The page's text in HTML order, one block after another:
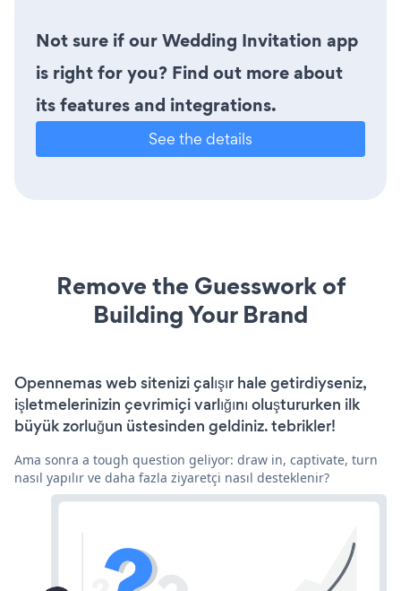
Not sure if our Wedding Invitation app
is right for you? Find out more about
its features and integrations.
See the details
Remove the Guesswork of
Building Your Brand
Opennemas web sitenizi çalışır hale getirdiyseniz,
işletmelerinizin çevrimiçi varlığını oluştururken ilk
büyük zorluğun üstesinden geldiniz. tebrikler!
Ama sonra a tough question geliyor: draw in, captivate, turn
nasıl yapılır ve daha fazla ziyaretçi nasıl desteklenir?